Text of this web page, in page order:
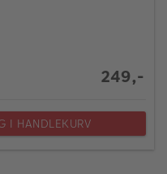
249,-
I HANDLEKURV